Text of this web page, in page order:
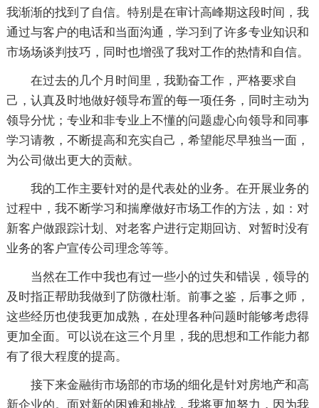
我渐渐的找到了自信。特别是在审计高峰期这段时间，我
通过与客户的电话和当面沟通，学习到了许多专业知识和
市场场谈判技巧，同时也增强了我对工作的热情和自信。
在过去的几个月时间里，我勤奋工作，严格要求自
己，认真及时地做好领导布置的每一项任务，同时主动为
领导分忧；专业和非专业上不懂的问题虚心向领导和同事
学习请教，不断提高和充实自己，希望能尽早独当一面，
为公司做出更大的贡献。
我的工作主要针对的是代表处的业务。在开展业务的
过程中，我不断学习和揣摩做好市场工作的方法，如：对
新客户做跟踪计划、对老客户进行定期回访、对暂时没有
业务的客户宣传公司理念等等。
当然在工作中我也有过一些小的过失和错误，领导的
及时指正帮助我做到了防微杜渐。前事之鉴，后事之师，
这些经历也使我更加成熟，在处理各种问题时能够考虑得
更加全面。可以说在这三个月里，我的思想和工作能力都
有了很大程度的提高。
接下来金融街市场部的市场的细化是针对房地产和高
新企业的。面对新的困难和挑战，我将更加努力，因为我